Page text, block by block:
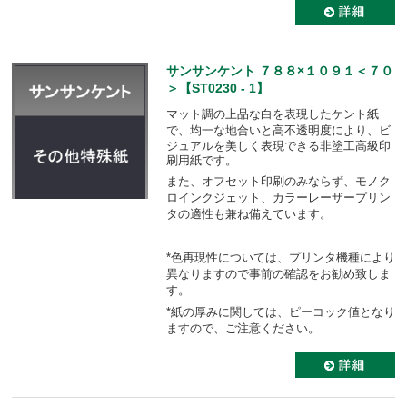
サンサンケント ７８８×１０９１＜７０
＞【ST0230 - 1】
マット調の上品な白を表現したケント紙
で、均一な地合いと高不透明度により、
ビ
ジュアルを美しく表現できる非塗工高級印
刷用紙です。
また、オフセット印刷のみならず、モノク
ロインクジェット、カラーレーザープリン
タの適性も兼ね備えています。
*色再現性については、プリンタ機種により
異なりますので事前の確認をお勧め致しま
す。
*紙の厚みに関しては、ピーコック値となり
ますので、ご注意ください。